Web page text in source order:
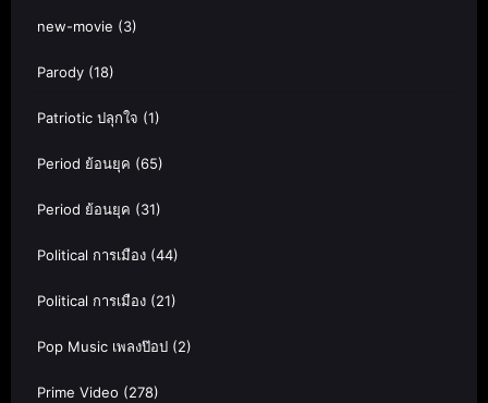
new-movie (3)
Parody (18)
Patriotic ปลุกใจ (1)
Period ย้อนยุค (65)
Period ย้อนยุค (31)
Political การเมือง (44)
Political การเมือง (21)
Pop Music เพลงป๊อป (2)
Prime Video (278)